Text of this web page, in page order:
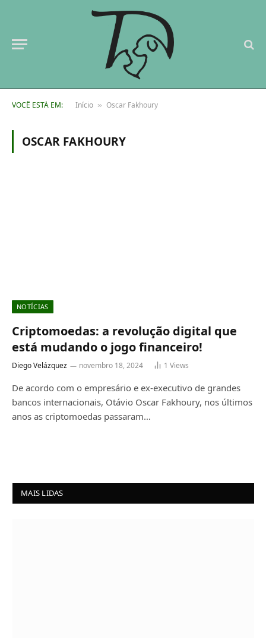
VOCÊ ESTÁ EM: Início » Oscar Fakhoury
OSCAR FAKHOURY
NOTÍCIAS
Criptomoedas: a revolução digital que
está mudando o jogo financeiro!
Diego Velázquez novembro 18, 2024 1 Views
De acordo com o empresário e ex-executivo de grandes
bancos internacionais, Otávio Oscar Fakhoury, nos últimos
anos as criptomoedas passaram…
MAIS LIDAS